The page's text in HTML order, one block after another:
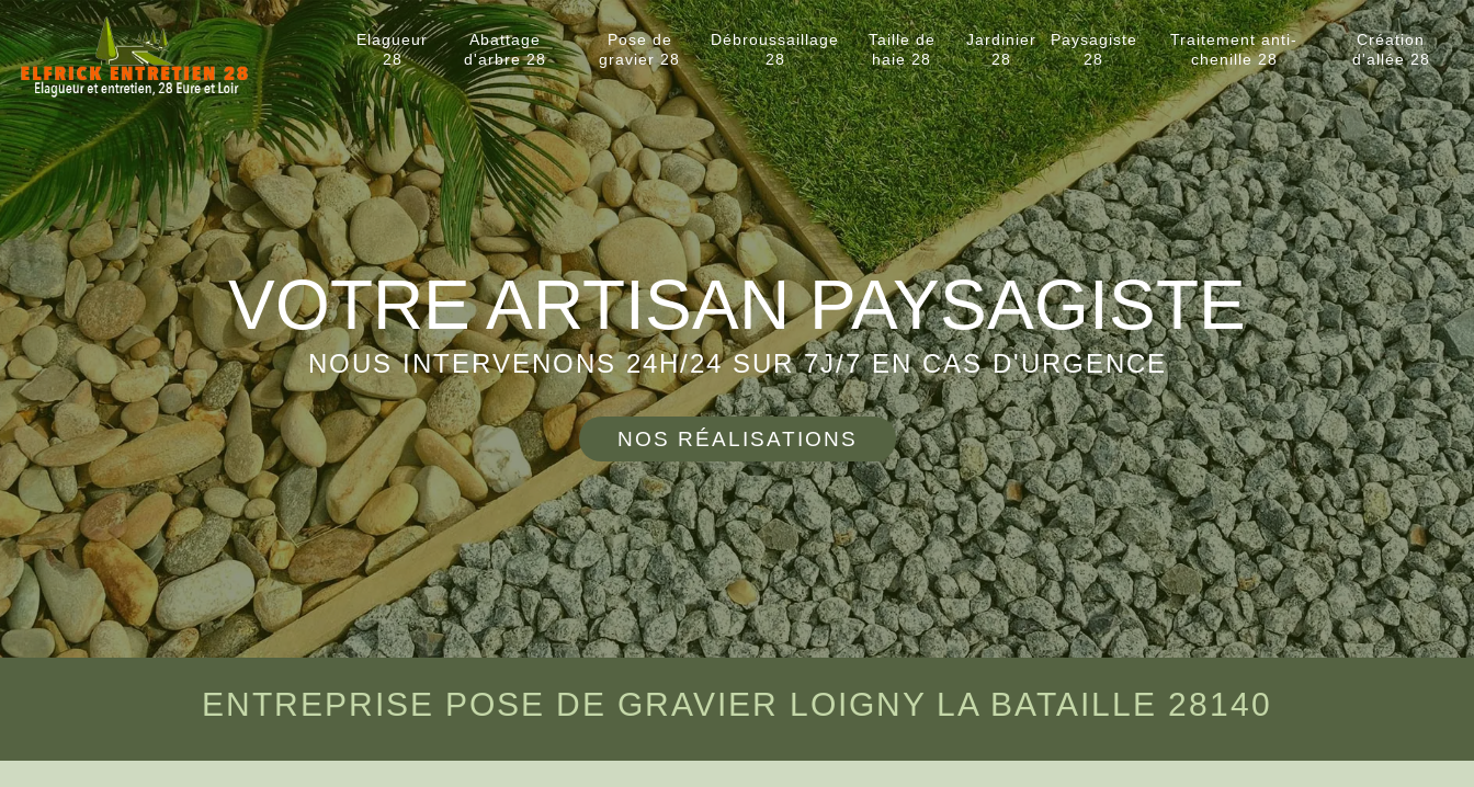
Elagueur
28
Abattage
d'arbre 28
Pose de
gravier 28
Débroussaillage
28
Taille de
haie 28
Jardinier
28
Paysagiste
28
Traitement anti-
chenille 28
Création
d'allée 28
VOTRE ARTISAN PAYSAGISTE
NOUS INTERVENONS 24H/24 SUR 7J/7 EN CAS D'URGENCE
NOS RÉALISATIONS
ENTREPRISE POSE DE GRAVIER LOIGNY LA BATAILLE 28140